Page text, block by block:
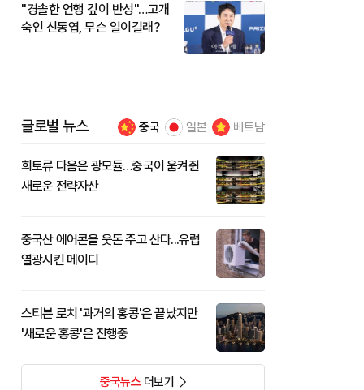
"경솔한 언행 깊이 반성"…고개
숙인 신동엽, 무슨 일이길래?
글로벌 뉴스 중국 일본 베트남
희토류 다음은 광모듈…중국이 움켜쥔
새로운 전략자산
중국산 에어콘을 웃돈 주고 산다...유럽
열광시킨 메이디
스티븐 로치 '과거의 홍콩'은 끝났지만
'새로운 홍콩'은 진행중
중국뉴스더보기